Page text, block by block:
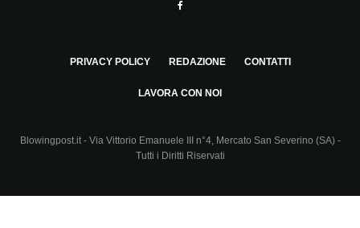
PRIVACY POLICY REDAZIONE CONTATTI
LAVORA CON NOI
Blowingpost.it - Via Vittorio Emanuele III n°4, Mercato San Severino (SA) -
Tutti i Diritti Riservati